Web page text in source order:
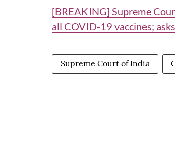
[BREAKING] Supreme
all COVID-19 vaccines;
Supreme Court of India